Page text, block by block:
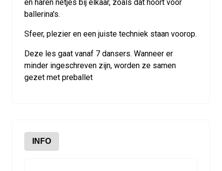
en haren netjes bij elkaar, zoals dat hoort voor
ballerina's.
Sfeer, plezier en een juiste techniek staan voorop.
Deze les gaat vanaf 7 dansers. Wanneer er
minder ingeschreven zijn, worden ze samen
gezet met preballet
INFO